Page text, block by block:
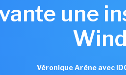
une
Véronique Arène avec